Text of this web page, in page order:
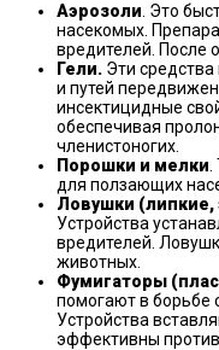
Аэрозоли . Это
насекомых.
вредителей. После
Гели. Эти средства
и путей
инсектицидные
обеспечивая
членистоногих.
Порошки и мелки
для ползающих
Ловушки (липкие,
Устройства
вредителей.
животных.
Фумигаторы
помогают в борьбе
Устройства
эффективны